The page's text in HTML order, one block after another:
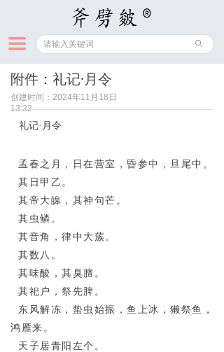
끀 ꄙ
附件：礼记·月令
创建时间： 2024年11月18日
13:32
礼记· 月令
孟春之月，日在营室，昏参中，旦尾中。
其日甲乙。
其帝大皞，其神句芒。
其虫鳞。
其音角，律中大蔟。
其数八。
其味酸，其臭膻。
其祀户，祭先脾。
东风解冻，蛰虫始振，鱼上冰，獭祭鱼，
鸿雁来。
天子居青阳左个。